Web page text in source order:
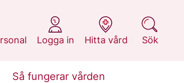
Logga in
på 1177.se
Hitta vård
på 1177.se
Sök
på 1177.se
Så fungerar vården